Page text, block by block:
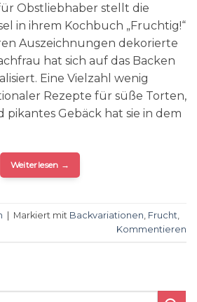
Obstliebhaber stellt die
in ihrem Kochbuch „Fruchtig!“
Auszeichnungen dekorierte
hat sich auf das Backen
Eine Vielzahl wenig
Rezepte für süße Torten,
pikantes Gebäck hat sie in dem
Weiterlesen →
| Markiert mit Backvariationen Frucht
Kommentieren